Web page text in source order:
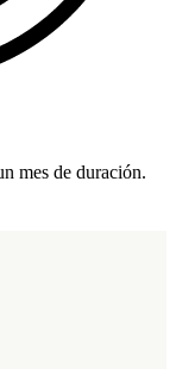
mes de duración.